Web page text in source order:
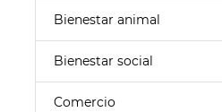
Bienestar animal
Bienestar social
Comercio